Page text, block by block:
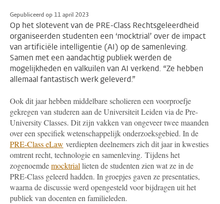
Gepubliceerd op 11 april 2023
Op het slotevent van de PRE-Class Rechtsgeleerdheid
organiseerden studenten een ‘mocktrial’ over de impact
van artificiële intelligentie (AI) op de samenleving.
Samen met een aandachtig publiek werden de
mogelijkheden en valkuilen van AI verkend. “Ze hebben
allemaal fantastisch werk geleverd.”
Ook dit jaar hebben middelbare scholieren een voorproefje
gekregen van studeren aan de Universiteit Leiden via de Pre-
University Classes. Dit zijn vakken van ongeveer twee maanden
over een specifiek wetenschappelijk onderzoeksgebied. In de
PRE-Class eLaw verdiepten deelnemers zich dit jaar in kwesties
omtrent recht, technologie en samenleving. Tijdens het
zogenoemdemocktriallieten de studenten zien wat ze in de
PRE-Class geleerd hadden. In groepjes gaven ze presentaties,
waarna de discussie werd opengesteld voor bijdragen uit het
publiek van docenten en familieleden.